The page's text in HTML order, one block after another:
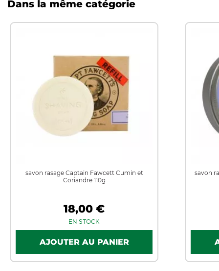
Dans la même catégorie
savon rasage Captain Fawcett Cumin et
Coriandre 110g
18,00 €
EN STOCK
savon